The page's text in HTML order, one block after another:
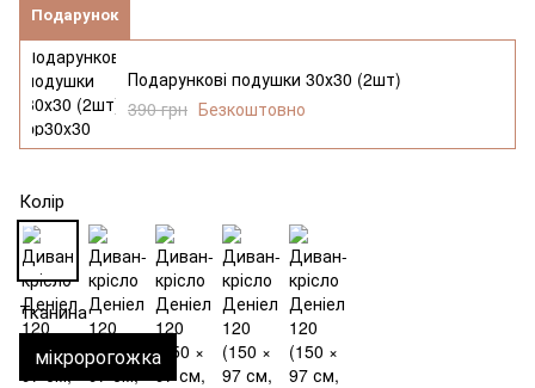
Подарунок
Подарункові подушки 30х30 (2шт)
390 грн Безкоштовно
Колір
Тканина
мікророгожка